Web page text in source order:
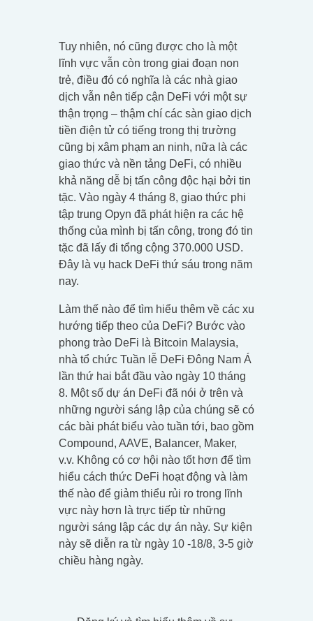
Tuy nhiên, nó cũng được cho là một
lĩnh vực vẫn còn trong giai đoạn non
trẻ, điều đó có nghĩa là các nhà giao
dịch vẫn nên tiếp cận DeFi với một sự
thận trọng – thậm chí các sàn giao dịch
tiền điện tử có tiếng trong thị trường
cũng bị xâm phạm an ninh, nữa là các
giao thức và nền tảng DeFi, có nhiều
khả năng dễ bị tấn công độc hại bởi tin
tặc. Vào ngày 4 tháng 8, giao thức phi
tập trung Opyn đã phát hiện ra các hệ
thống của mình bị tấn công, trong đó tin
tặc đã lấy đi tổng cộng 370.000 USD.
Đây là vụ hack DeFi thứ sáu trong năm
nay.
Làm thế nào để tìm hiểu thêm về các xu
hướng tiếp theo của DeFi? Bước vào
phong trào DeFi là Bitcoin Malaysia,
nhà tổ chức Tuần lễ DeFi Đông Nam Á
lần thứ hai bắt đầu vào ngày 10 tháng
8. Một số dự án DeFi đã nói ở trên và
những người sáng lập của chúng sẽ có
các bài phát biểu vào tuần tới, bao gồm
Compound, AAVE, Balancer, Maker,
v.v. Không có cơ hội nào tốt hơn để tìm
hiểu cách thức DeFi hoạt động và làm
thế nào để giảm thiểu rủi ro trong lĩnh
vực này hơn là trực tiếp từ những
người sáng lập các dự án này. Sự kiện
này sẽ diễn ra từ ngày 10 -18/8, 3-5 giờ
chiều hàng ngày.